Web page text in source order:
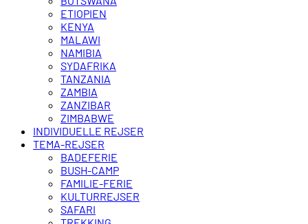
ETIOPIEN
KENYA
MALAWI
NAMIBIA
SYDAFRIKA
TANZANIA
ZAMBIA
ZANZIBAR
ZIMBABWE
INDIVIDUELLE REJSER
TEMA-REJSER
BADEFERIE
BUSH-CAMP
FAMILIE-FERIE
KULTURREJSER
SAFARI